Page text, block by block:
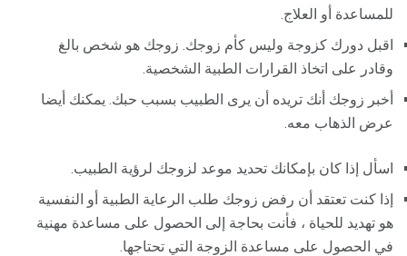
للمساعدة أو العلاج.
اقبل دورك كزوجة وليس كأم زوجك. زوجك هو شخص بالغ
وقادر على اتخاذ القرارات الطبية الشخصية.
أخبر زوجك أنك تريده أن يرى الطبيب بسبب حبك. يمكنك أيضا
عرض الذهاب معه.
اسأل إذا كان بإمكانك تحديد موعد لزوجك لرؤية الطبيب.
إذا كنت تعتقد أن رفض زوجك طلب الرعاية الطبية أو النفسية
هو تهديد للحياة ، فأنت بحاجة إلى الحصول على مساعدة مهنية
في الحصول على مساعدة الزوجة التي تحتاجها.